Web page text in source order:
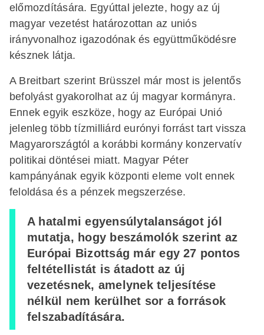
előmozdítására. Egyúttal jelezte, hogy az új
magyar vezetést határozottan az uniós
irányvonalhoz igazodónak és együttműködésre
késznek látja.
A Breitbart szerint Brüsszel már most is jelentős
befolyást gyakorolhat az új magyar kormányra.
Ennek egyik eszköze, hogy az Európai Unió
jelenleg több tízmilliárd eurónyi forrást tart vissza
Magyarországtól a korábbi kormány konzervatív
politikai döntései miatt. Magyar Péter
kampányának egyik központi eleme volt ennek
feloldása és a pénzek megszerzése.
A hatalmi egyensúlytalanságot jól
mutatja, hogy beszámolók szerint az
Európai Bizottság már egy 27 pontos
feltétellistát is átadott az új
vezetésnek, amelynek teljesítése
nélkül nem kerülhet sor a források
felszabadítására.